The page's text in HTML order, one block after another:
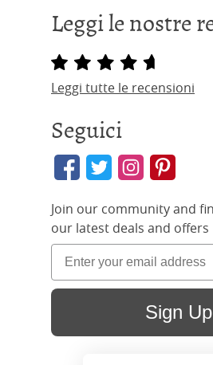
Leggi le nostre
Leggi tutte le recensioni
Seguici
Join our community and
our latest deals and offers
Sign Up